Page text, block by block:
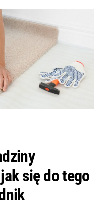
się do tego